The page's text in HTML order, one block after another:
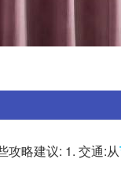
攻略建议: 1. 交通:从